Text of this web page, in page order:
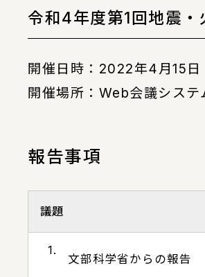
令和4年度第1回地震
開催日時：2022年4月15
開催場所：Web会議シス
報告事項
議題
1.
文部科学省からの報告